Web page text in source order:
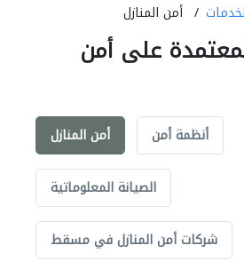
أمن المنازل
على أمن
أمن المنازل أنظمة أمن
الصيانة المعلوماتية
شركات أمن المنازل في مسقط